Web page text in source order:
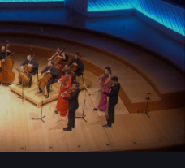
-09:07
Mute
Play